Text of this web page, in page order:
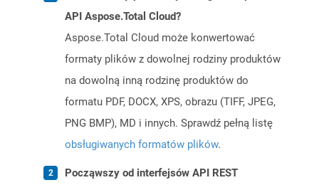
API Aspose.Total Cloud?
Aspose.Total Cloud może konwertować
formaty plików z dowolnej rodziny produktów
na dowolną inną rodzinę produktów do
formatu PDF, DOCX, XPS, obrazu (TIFF, JPEG,
PNG BMP), MD i innych. Sprawdź pełną listę
obsługiwanych formatów plików.
Począwszy od interfejsów API REST